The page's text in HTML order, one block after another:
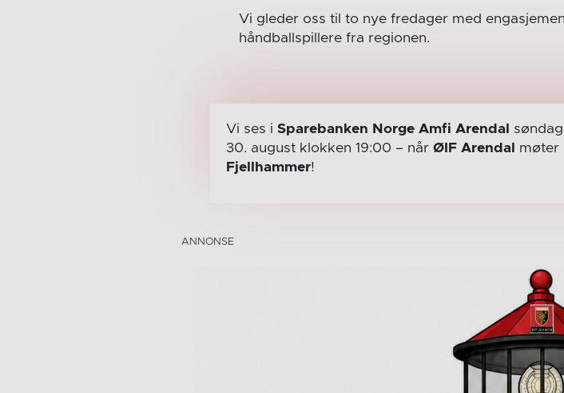
Vi gleder oss til to nye fredager med
håndballspillere fra regionen.
Vi ses i Sparebanken Norge Amfi Arendal
søndag
30. august klokken 19:00 – når ØIF Arendal
møter
Fjellhammer!